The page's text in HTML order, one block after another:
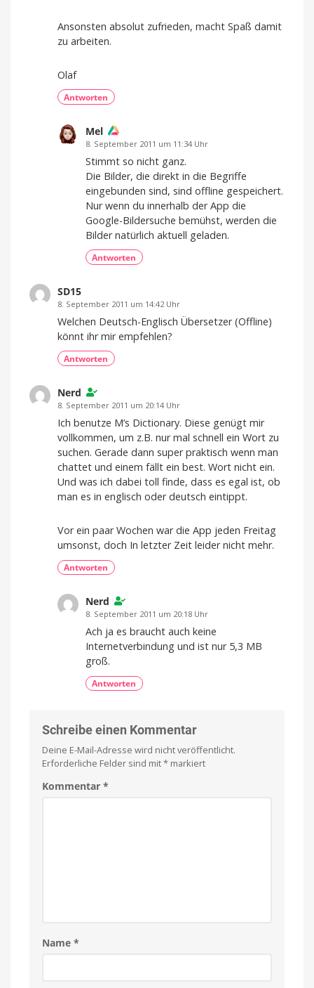
Ansonsten absolut zufrieden, macht Spaß damit
zu arbeiten.
Olaf
Antworten
Mel
8. September 2011 um 11:34 Uhr
Stimmt so nicht ganz.
Die Bilder, die direkt in die Begriffe
eingebunden sind, sind offline gespeichert.
Nur wenn du innerhalb der App die
Google-Bildersuche bemühst, werden die
Bilder natürlich aktuell geladen.
Antworten
SD15
8. September 2011 um 14:42 Uhr
Welchen Deutsch-Englisch Übersetzer (Offline)
könnt ihr mir empfehlen?
Antworten
Nerd
8. September 2011 um 20:14 Uhr
Ich benutze M’s Dictionary. Diese genügt mir
vollkommen, um z.B. nur mal schnell ein Wort zu
suchen. Gerade dann super praktisch wenn man
chattet und einem fällt ein best. Wort nicht ein.
Und was ich dabei toll finde, dass es egal ist, ob
man es in englisch oder deutsch eintippt.
Vor ein paar Wochen war die App jeden Freitag
umsonst, doch In letzter Zeit leider nicht mehr.
Antworten
Nerd
8. September 2011 um 20:18 Uhr
Ach ja es braucht auch keine
Internetverbindung und ist nur 5,3 MB
groß.
Antworten
Schreibe einen Kommentar
Deine E-Mail-Adresse wird nicht veröffentlicht.
Erforderliche Felder sind mit* markiert
Kommentar *
Name *